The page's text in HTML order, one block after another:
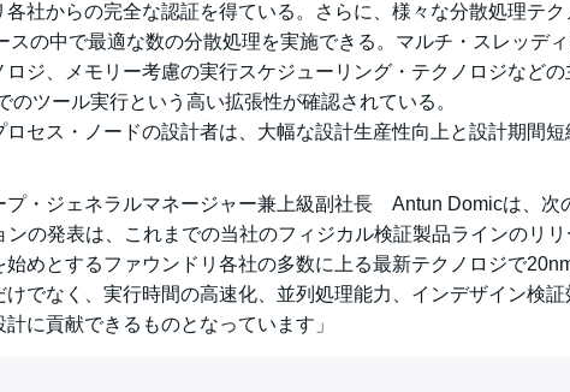
社からの完全な認証を得ている。さらに、様々な分散処理テク
の中で最適な数の分散処理を実施できる。マルチ・スレッデ
ジ、メモリー考慮の実行スケジューリング・テクノロジなどの
ツール実行という高い拡張性が確認されている。
セス・ノードの設計者は、大幅な設計生産性向上と設計期間短
・ジェネラルマネージャー兼上級副社長 Antun Domicは、次
の発表は、これまでの当社のフィジカル検証製品ラインのリリ
めとするファウンドリ各社の多数に上る最新テクノロジで
でなく、実行時間の高速化、並列処理能力、インデザイン検証
に貢献できるものとなっています」